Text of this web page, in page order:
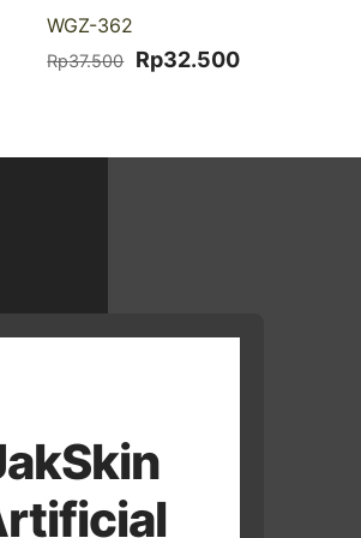
WGZ-362
Rp37.500
Harga
Rp37.500.
Rp32.500Harga
adalah: